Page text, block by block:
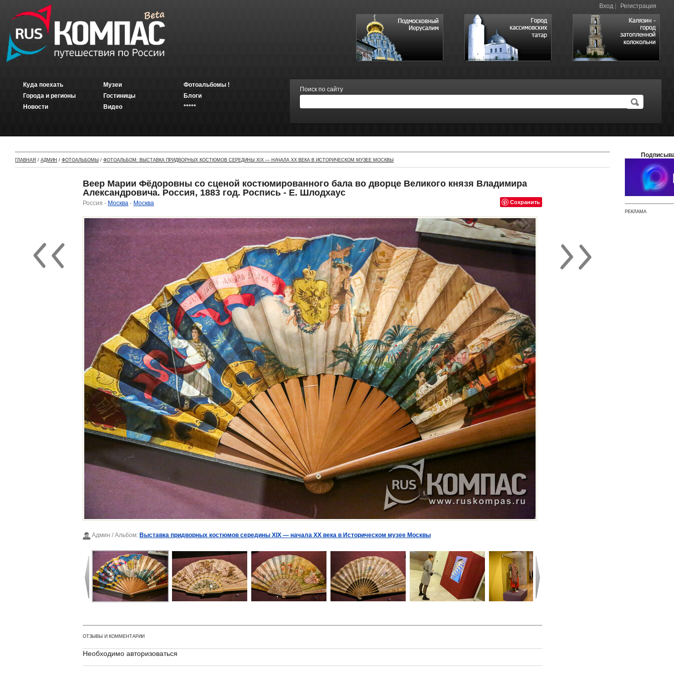
Вход Регистрация
Куда поехать
Города и регионы
Новости
Музеи
Гостиницы
Видео
Фотоальбомы !
Блоги
*****
Поиск по сайту
ГЛАВНАЯ / АДМИН / ФОТОАЛЬБОМЫ / ФОТОАЛЬБОМ: ВЫСТАВКА ПРИДВОРНЫХ КОСТЮМОВ СЕРЕДИНЫ XIX — НАЧАЛА XX ВЕКА В ИСТОРИЧЕСКОМ МУЗЕЕ МОСКВЫ
Веер Марии Фёдоровны со сценой костюмированного бала во дворце Великого князя Владимира
Александровича. Россия, 1883 год. Роспись - Е. Шлодхаус
Сохранить
Россия - Москва - Москва
Админ / Альбом: Выставка придворных костюмов середины XIX — начала XX века в Историческом музее Москвы
ОТЗЫВЫ И КОММЕНТАРИИ
Необходимо авторизоваться
РЕКЛАМА